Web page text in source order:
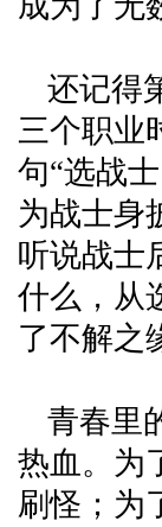
还记得
三个职业
句“选战
为战士身
听说战士
什么，从
了不解之
青春里
热血。为
刷怪；为